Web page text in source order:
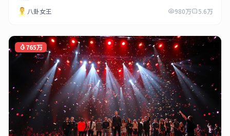
八卦女王
980万 5.6万
765万